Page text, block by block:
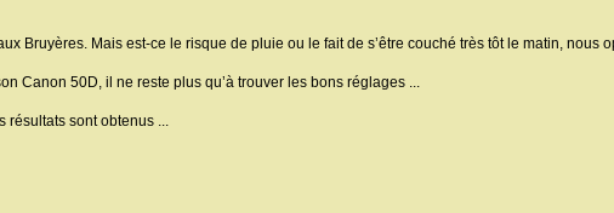
Bruyères. Mais est-ce le risque de pluie ou le fait de s’être couché très tôt le matin, nous
Canon 50D, il ne reste plus qu’à trouver les bons réglages ...
résultats sont obtenus ...